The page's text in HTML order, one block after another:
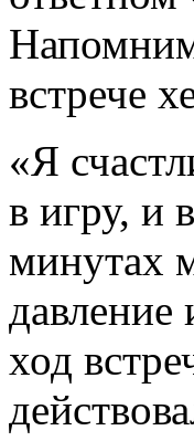
встрече
«Я
в игру, и
минутах
ход